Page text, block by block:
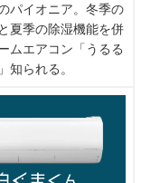
パイオニア。冬季の
夏季の除湿機能を併
ムエアコン「うるる
知られる。